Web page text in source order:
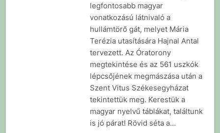
legfontosabb magyar
vonatkozású látnivaló a
hullámtörő gát, melyet Mária
Terézia utasítására Hajnal Antal
tervezett. Az Óratorony
megtekintése és az 561 uszkók
lépcsőjének megmászása után a
Szent Vitus Székesegyházat
tekintettük meg. Kerestük a
magyar nyelvű táblákat, találtunk
is jó párat! Rövid séta a…